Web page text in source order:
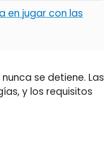
en jugar con las
se detiene. Las
y los requisitos